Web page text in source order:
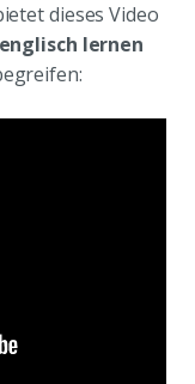
dieses Video
englisch lernen